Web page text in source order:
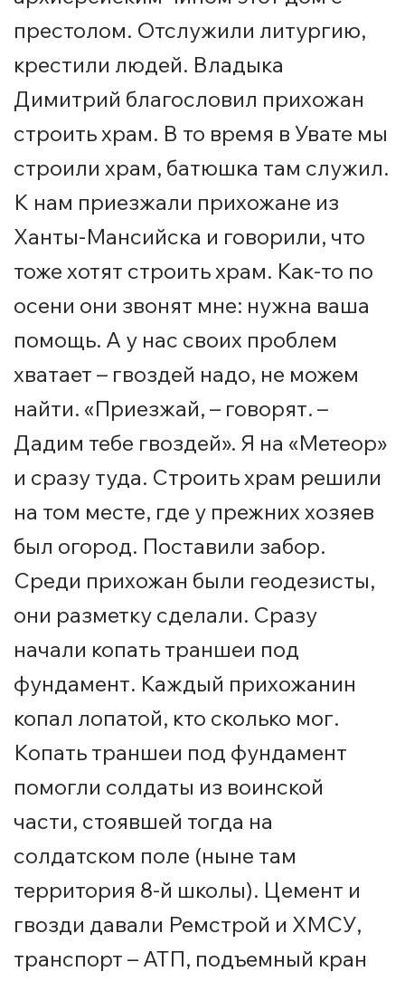
престолом. Отслужили литургию,
крестили людей. Владыка
Димитрий благословил прихожан
строить храм. В то время в Увате мы
строили храм, батюшка там служил.
К нам приезжали прихожане из
Ханты-Мансийска и говорили, что
тоже хотят строить храм. Как-то по
осени они звонят мне: нужна ваша
помощь. А у нас своих проблем
хватает – гвоздей надо, не можем
найти. «Приезжай, – говорят. –
Дадим тебе гвоздей». Я на «Метеор»
и сразу туда. Строить храм решили
на том месте, где у прежних хозяев
был огород. Поставили забор.
Среди прихожан были геодезисты,
они разметку сделали. Сразу
начали копать траншеи под
фундамент. Каждый прихожанин
копал лопатой, кто сколько мог.
Копать траншеи под фундамент
помогли солдаты из воинской
части, стоявшей тогда на
солдатском поле (ныне там
территория 8-й школы). Цемент и
гвозди давали Ремстрой и ХМСУ,
транспорт – АТП, подъемный кран